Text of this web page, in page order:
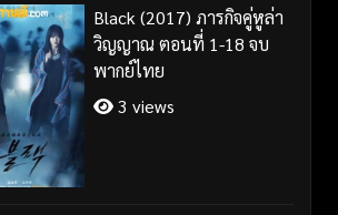
Black (2017) ภารกิจคู่หูล่า
วิญญาณ ตอนที่ 1-18 จบ
พากย์ไทย
3 views